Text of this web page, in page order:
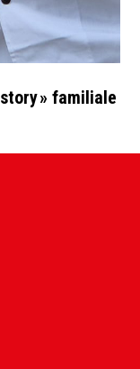
Le Vieux Grenier : une « success story » familiale